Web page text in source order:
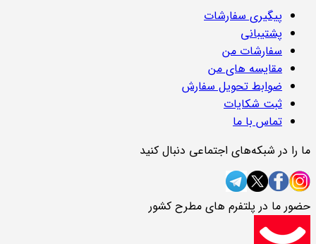
پیگیری سفارشات
پشتیبانی
سفارشات من
مقایسه های من
ضوابط تحویل سفارش
ثبت شکایات
تماس با ما
ما را در شبکه‌های اجتماعی دنبال کنید
حضور ما در پلتفرم های مطرح کشور